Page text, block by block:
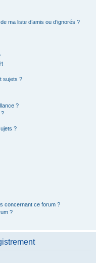
ma liste d’amis ou d’ignorés ?
sujets ?
?
?
?
concernant ce forum ?
?